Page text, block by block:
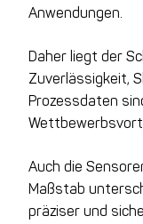
Anwendungen.
Daher liegt der
Zuverlässigkeit,
Prozessdaten
Auch die
Maßstab
präziser und